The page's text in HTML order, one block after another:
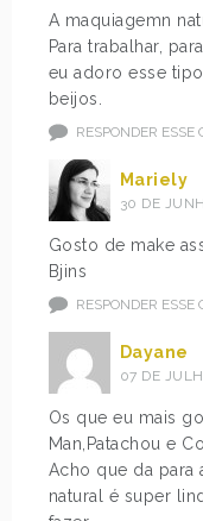
A maquiagemn
Para trabalhar,
eu adoro esse
beijos.
RESPONDER ESSE
Mariely
30 DE
Gosto de make
Bjins
RESPONDER ESSE
Dayane
07 DE
Os que eu mais
Man,Patachou e
Acho que da para
natural é super